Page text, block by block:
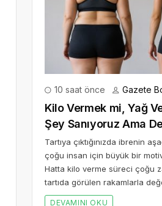
10 saat önce Gazete
Kilo Vermek mi, Yağ
Şey Sanıyoruz Ama
Tartıya çıktığınızda ibrenin
çoğu insan için büyük bir
Hatta kilo verme süreci çoğu
tartıda görülen rakamlarla
DEVAMINI OKU